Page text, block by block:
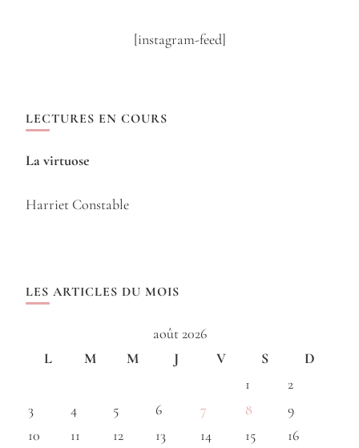
[instagram-feed]
LECTURES EN COURS
La virtuose
Harriet Constable
LES ARTICLES DU MOIS
août 2026
L
M M J V S
D
1
2
3
4 5 6 7 8
9
10
11 12 13 14 15
16